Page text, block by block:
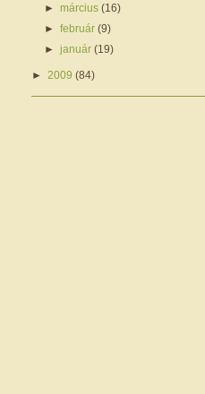
►március(16)
►február(9)
►január(19)
► 2009 (84)